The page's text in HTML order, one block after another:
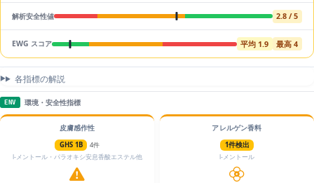
解析安全性値 2.8 / 5
EWG スコア 平均 1.9 最高 4
各指標の解説
ENV 環境・安全性指標
皮膚感作性
GHS 1B
4件
l-メントール・パラオキシ安息香酸エステル他
アレルゲン香料
1件検出
l-メントール